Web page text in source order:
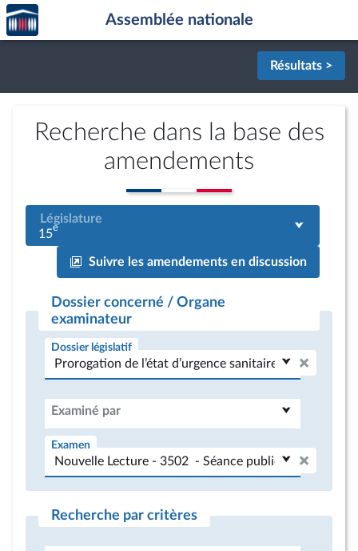
Aller au contenu
Aller en bas de la page
Accèder
à la
page
Assemblée nationale
Résultats >
Recherche dans la base des
amendements
Législature
15e
Suivre les amendements en discussion
Dossier concerné / Organe
examinateur
Dossier législatif
Examiné par
Examen
Recherche par critères